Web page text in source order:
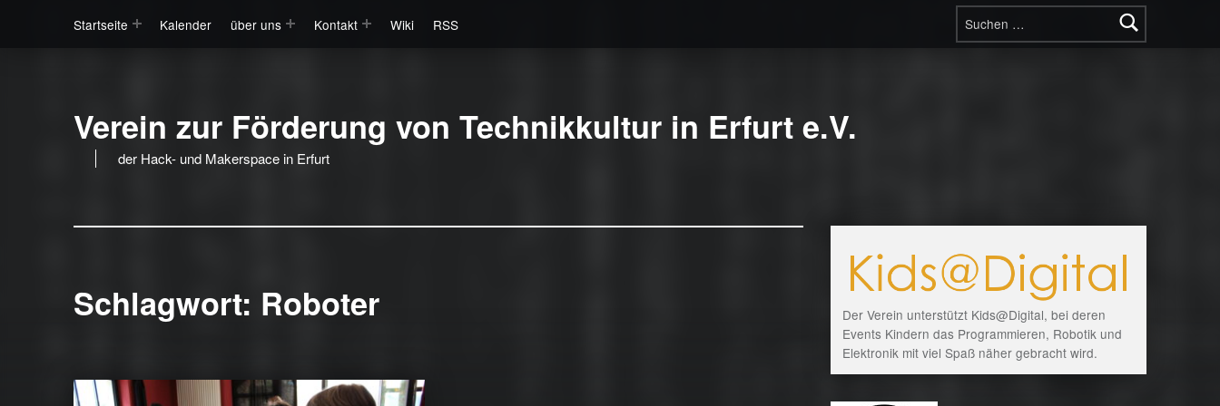
Suchen nach:
Startseite
Kalender über uns Kontakt Wiki RSS
Verein zur Förderung von Technikkultur in Erfurt e.V.
der Hack- und Makerspace in Erfurt
Schlagwort: Roboter
Der Verein unterstützt Kids@Digital, bei deren
Events Kindern das Programmieren, Robotik und
Elektronik mit viel Spaß näher gebracht wird.